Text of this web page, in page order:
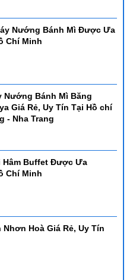
Nướng Bánh Mì Được Ưa
Chí Minh
Nướng Bánh Mì Băng
Giá Rẻ, Uy Tín Tại Hồ chí
- Nha Trang
Hâm Buffet Được Ưa
Chí Minh
Nhơn Hoà Giá Rẻ, Uy Tín